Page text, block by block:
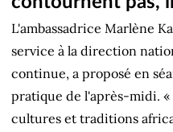
L'ambassadrice Marlène
service à la direction
continue, a proposé en
pratique de l'après-midi. «
cultures et traditions